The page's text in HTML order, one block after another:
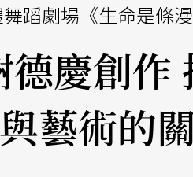
蹈劇場《生命是條漫
德慶創作
與藝術的